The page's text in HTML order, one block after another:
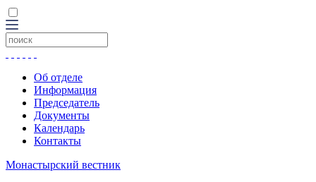
Об отделе
Информация
Председатель
Документы
Календарь
Контакты
Монастырский вестник